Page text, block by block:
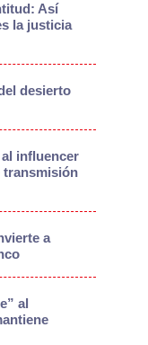
Así
la justicia
desierto
influencer
transmisión
a
al